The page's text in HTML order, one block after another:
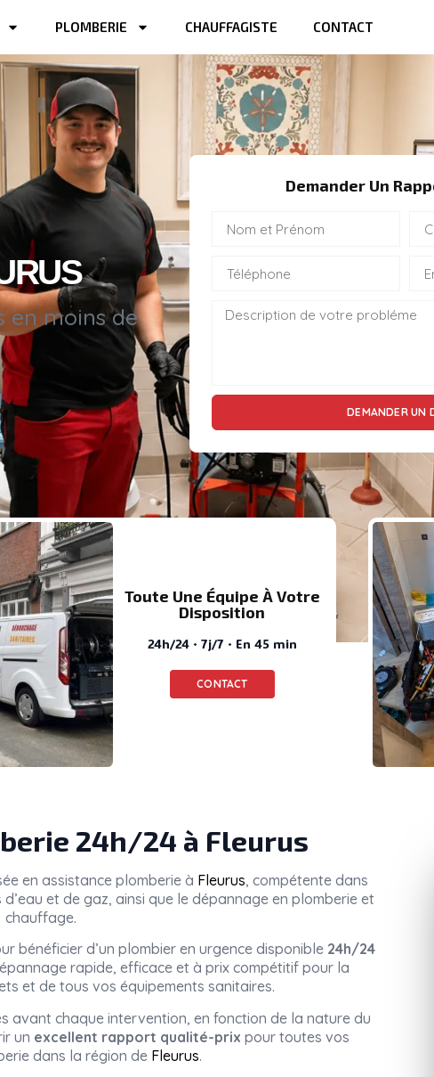
PLOMBERIE CHAUFFAGISTE CONTACT
en moins de
Demander Un
DEMANDER UN
Toute Une Équipe À Votre
Disposition
24h/24 · 7j/7 · En 45 min
CONTACT
24h/24 à Fleurus
en assistance plomberie à Fleurus, compétente dans
et de gaz, ainsi que le dépannage en plomberie et
chauffage.
bénéficier d’un plombier en urgence disponible 24h/24
rapide, efficace et à prix compétitif pour la
et de tous vos équipements sanitaires.
avant chaque intervention, en fonction de la nature du
un excellent rapport qualité-prix pour toutes vos
dans la région de Fleurus.